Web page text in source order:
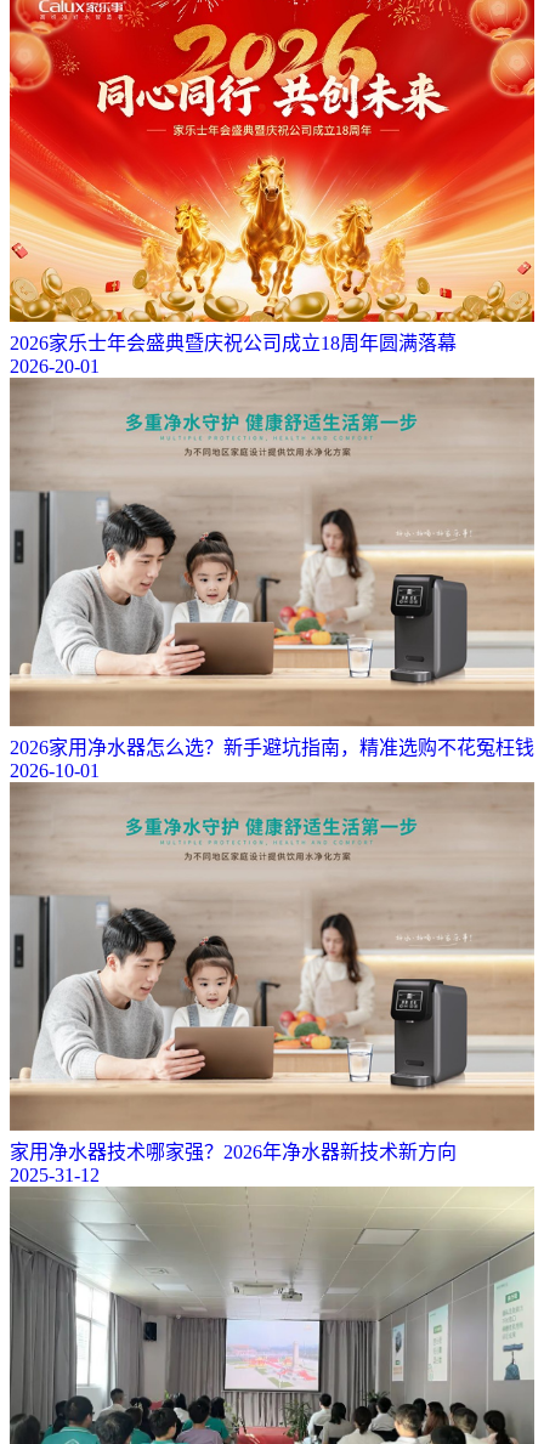
2026家乐士年会盛典暨庆祝公司成立18周年圆满落幕
2026-20-01
2026家用净水器怎么选？新手避坑指南，精准选购不花冤枉钱
2026-10-01
家用净水器技术哪家强？2026年净水器新技术新方向
2025-31-12